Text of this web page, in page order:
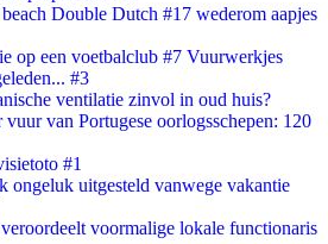
Double Dutch #17 wederom aapjes
op een voetbalclub #7 Vuurwerkjes
#3
ventilatie zinvol in oud huis?
vuur van Portugese oorlogsschepen: 120
#1
ongeluk uitgesteld vanwege vakantie
voormalige lokale functionaris